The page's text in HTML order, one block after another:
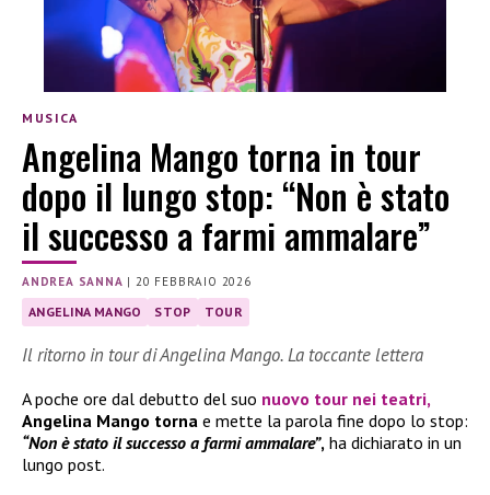
MUSICA
Angelina Mango torna in tour
dopo il lungo stop: “Non è stato
il successo a farmi ammalare”
ANDREA SANNA | 20 FEBBRAIO 2026
ANGELINA MANGO STOP TOUR
Il ritorno in tour di Angelina Mango. La toccante lettera
A poche ore dal debutto del suo nuovo tour nei teatri,
Angelina Mango torna e mette la parola fine dopo lo stop:
“Non è stato il successo a farmi ammalare”, ha dichiarato in un
lungo post.